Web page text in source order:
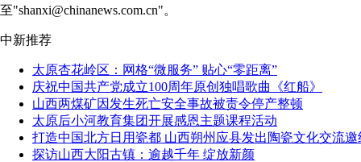
至"shanxi@chinanews.com.cn"。
中新推荐
太原杏花岭区：网格“微服务” 贴心“零距离”
庆祝中国共产党成立100周年原创独唱歌曲《红船》
山西两煤矿因发生死亡安全事故被责令停产整顿
太原后小河教育集团开展感恩主题课程活动
打造中国北方日用瓷都 山西朔州应县发出陶瓷文化交流邀
探访山西大阳古镇：逾越千年 绽放新颜